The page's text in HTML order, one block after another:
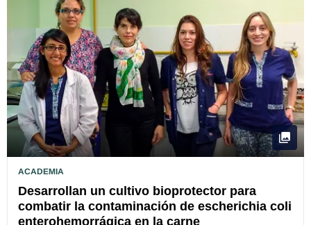
ACADEMIA
Desarrollan un cultivo bioprotector para
combatir la contaminación de escherichia coli
enterohemorrágica en la carne